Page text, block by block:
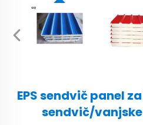
EPS sendvič panel
sendvič/